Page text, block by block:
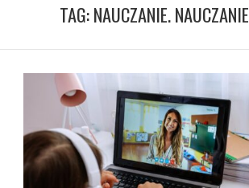
TAG:NAUCZANIE.